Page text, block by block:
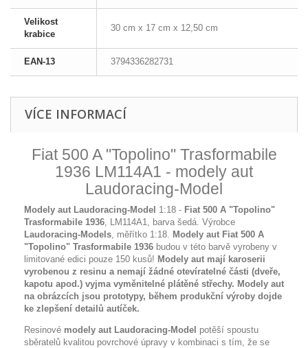
Velikost
krabice
30 cm x 17 cm x 12,50 cm
EAN-13 3794336282731
VÍCE INFORMACÍ
Fiat 500 A "Topolino" Trasformabile
1936 LM114A1 - modely aut
Laudoracing-Model
Modely aut Laudoracing-Model 1:18 - Fiat 500 A "Topolino"
Trasformabile 1936, LM114A1, barva šedá. Výrobce
Laudoracing-Models, měřítko 1:18. Modely aut Fiat 500 A
"Topolino" Trasformabile 1936 budou v této barvě vyrobeny v
limitované edici pouze 150 kusů! Modely aut mají karoserii
vyrobenou z resinu a nemají žádné otevíratelné části (dveře,
kapotu apod.) vyjma vyměnitelné plátěné střechy. Modely aut
na obrázcích jsou prototypy, během produkční výroby dojde
ke zlepšení detailů autíček.
Resinové modely aut Laudoracing-Model potěší spoustu
sběratelů kvalitou povrchové úpravy v kombinaci s tím, že se